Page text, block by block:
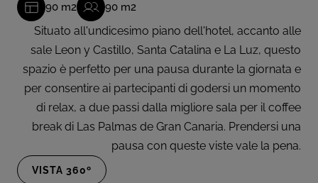
90 m2 90 m2
Situato all'undicesimo piano dell'hotel, accanto alle
sale Leon y Castillo, Santa Catalina e La Luz, questo
spazio è perfetto per una pausa durante la giornata e
per consentire ai partecipanti di godersi un momento
di relax, a due passi dalla migliore sala per il coffee
break di Las Palmas de Gran Canaria. Prendersi una
pausa con queste viste vale la pena.
VISTA 360º